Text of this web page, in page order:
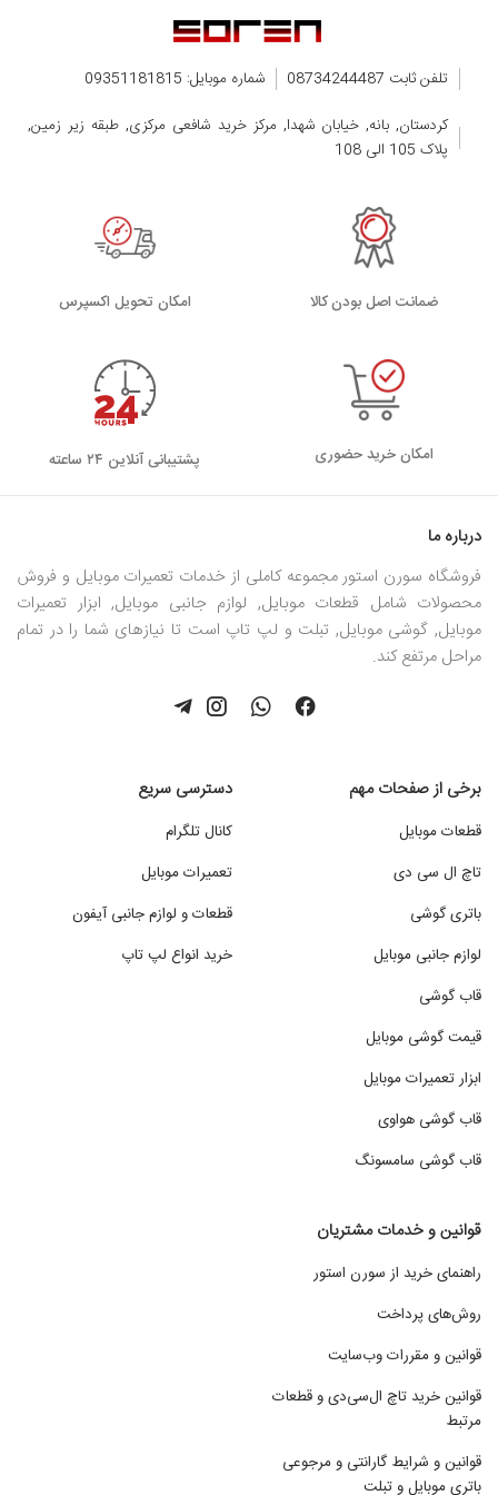
تلفن ثابت 08734244487
شماره موبایل: 09351181815
کردستان, بانه, خیابان شهدا, مرکز خرید شافعی مرکزی, طبقه زیر زمین,
پلاک 105 الی 108
ضمانت اصل بودن کالا اﻣﮑﺎن ﺗﺤﻮﯾﻞ اﮐﺴﭙﺮس
امکان خرید حضوری پشتیبانی آنلاین ۲۴ ساعته
درباره ما
فروشگاه سورن استور مجموعه کاملی از خدمات تعمیرات موبایل و فروش
محصولات شامل قطعات موبایل, لوازم جانبی موبایل, ابزار تعمیرات
موبایل, گوشی موبایل, تبلت و لپ تاپ است تا نیازهای شما را در تمام
مراحل مرتفع کند.
برخی از صفحات مهم
قطعات موبایل
تاچ ال سی دی
باتری گوشی
لوازم جانبی موبایل
قاب گوشی
قیمت گوشی موبایل
ابزار تعمیرات موبایل
قاب گوشی هواوی
قاب گوشی سامسونگ
دسترسی سریع
کانال تلگرام
تعمیرات موبایل
قطعات و لوازم جانبی آیفون
خرید انواع لپ تاپ
قوانین و خدمات مشتریان
راهنمای خرید از سورن استور
روش‌های پرداخت
قوانین و مقررات وب‌سایت
قوانین خرید تاچ ال‌سی‌دی و قطعات
مرتبط
قوانین و شرایط گارانتی و مرجوعی
باتری موبایل و تبلت